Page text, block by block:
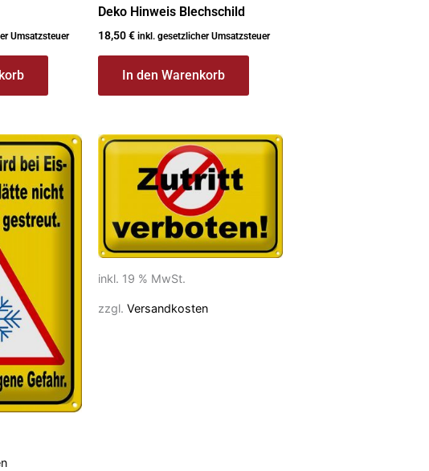
Umsatzsteuer
Deko Hinweis Blechschild
18,50€ inkl. gesetzlicher Umsatzsteuer
In den Warenkorb
inkl. 19 % MwSt.
zzgl. Versandkosten